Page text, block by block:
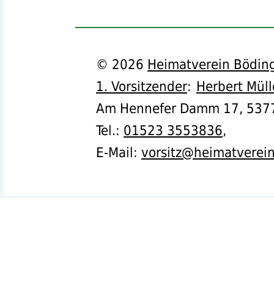
© 2026 Heimatverein
1. Vorsitzender: Herbert
Am Hennefer Damm 17,
Tel.: 01523 3553836,
E-Mail: